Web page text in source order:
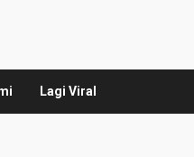
Lagi Viral